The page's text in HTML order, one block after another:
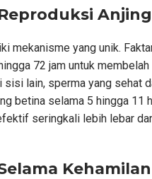
Anjing
mekanisme yang unik.
72 jam untuk
sisi lain, sperma yang sehat
betina selama 5 hingga 11
seringkali lebih lebar